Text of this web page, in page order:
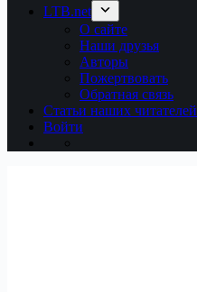
LTB.net
О сайте
Наши друзья
Авторы
Пожертвовать
Обратная связь
Статьи наших читателей
Войти